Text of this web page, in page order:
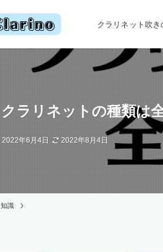
クラリネット吹
クラリネットの種類は
2022年6月4日 2022年8月4日
知識